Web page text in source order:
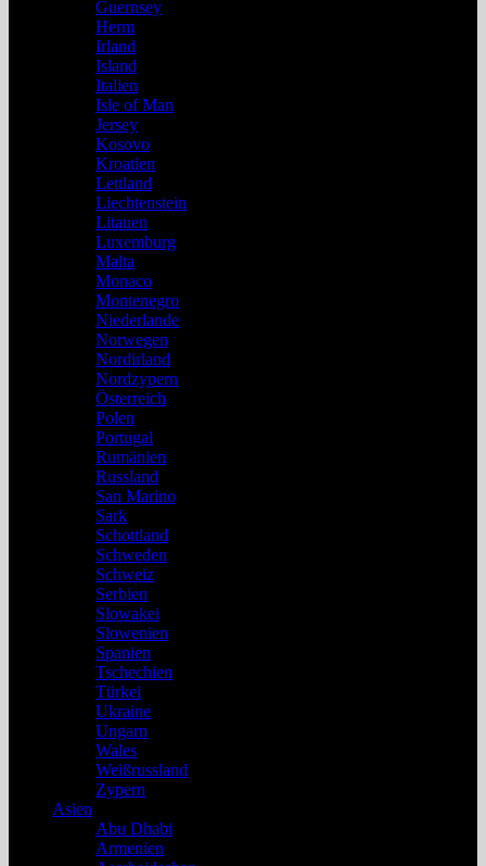
Guernsey
Herm
Irland
Island
Italien
Isle of Man
Jersey
Kosovo
Kroatien
Lettland
Liechtenstein
Litauen
Luxemburg
Malta
Monaco
Montenegro
Niederlande
Norwegen
Nordirland
Nordzypern
Österreich
Polen
Portugal
Rumänien
Russland
San Marino
Sark
Schottland
Schweden
Schweiz
Serbien
Slowakei
Slowenien
Spanien
Tschechien
Türkei
Ukraine
Ungarn
Wales
Weißrussland
Zypern
Asien
Abu Dhabi
Armenien